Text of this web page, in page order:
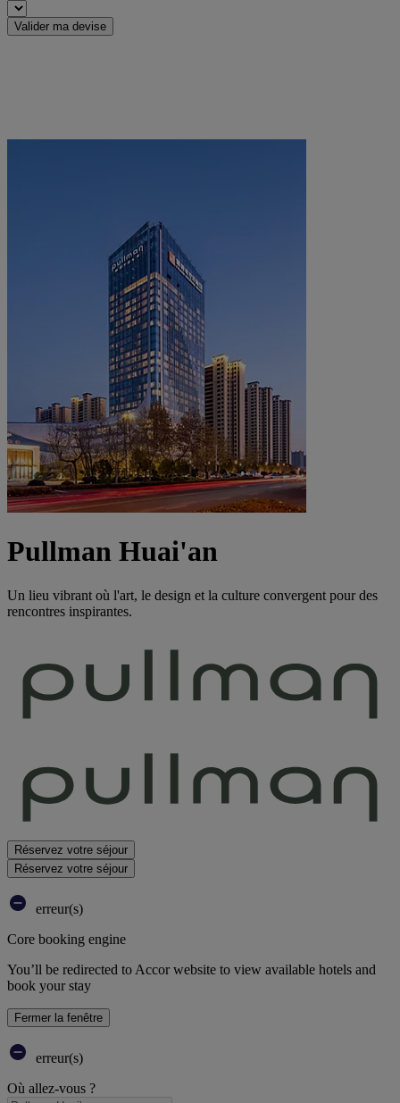
Valider ma devise
Pullman Huai'an
Un lieu vibrant où l'art, le design et la culture convergent pour des
rencontres inspirantes.
Réservez votre séjour
Réservez votre séjour
erreur(s)
Core booking engine
You’ll be redirected to Accor website to view available hotels and
book your stay
Fermer la fenêtre
erreur(s)
Où allez-vous ?